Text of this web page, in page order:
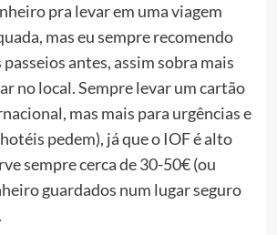
pra levar em uma viagem
mas eu sempre recomendo
antes, assim sobra mais
no local. Sempre levar um cartão
mas mais para urgências e
pedem), já que o IOF é alto
sempre cerca de 30-50€ (ou
guardados num lugar seguro